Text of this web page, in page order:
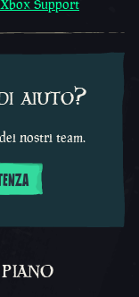
Support
aiuto?
nostri team.